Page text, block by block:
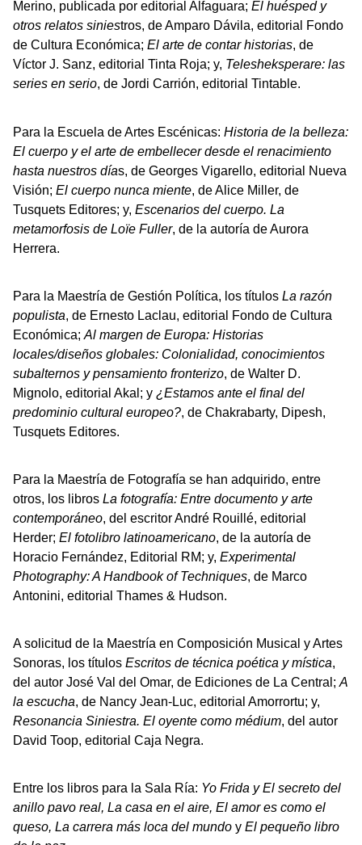
Merino, publicada por editorial Alfaguara; El huésped y
otros relatos siniestros, de Amparo Dávila, editorial Fondo
de Cultura Económica; El arte de contar historias, de
Víctor J. Sanz, editorial Tinta Roja; y, Telesheksperare: las
series en serio, de Jordi Carrión, editorial Tintable.
Para la Escuela de Artes Escénicas: Historia de la belleza:
El cuerpo y el arte de embellecer desde el renacimiento
hasta nuestros días, de Georges Vigarello, editorial Nueva
Visión; El cuerpo nunca miente, de Alice Miller, de
Tusquets Editores; y, Escenarios del cuerpo. La
metamorfosis de Loïe Fuller, de la autoría de Aurora
Herrera.
Para la Maestría de Gestión Política, los títulos La razón
populista, de Ernesto Laclau, editorial Fondo de Cultura
Económica; Al margen de Europa: Historias
locales/diseños globales: Colonialidad, conocimientos
subalternos y pensamiento fronterizo, de Walter D.
Mignolo, editorial Akal; y ¿Estamos ante el final del
predominio cultural europeo?, de Chakrabarty, Dipesh,
Tusquets Editores.
Para la Maestría de Fotografía se han adquirido, entre
otros, los libros La fotografía: Entre documento y arte
contemporáneo, del escritor André Rouillé, editorial
Herder; El fotolibro latinoamericano, de la autoría de
Horacio Fernández, Editorial RM; y, Experimental
Photography: A Handbook of Techniques, de Marco
Antonini, editorial Thames & Hudson.
A solicitud de la Maestría en Composición Musical y Artes
Sonoras, los títulos Escritos de técnica poética y mística,
del autor José Val del Omar, de Ediciones de La Central; A
la escucha, de Nancy Jean-Luc, editorial Amorrortu; y,
Resonancia Siniestra. El oyente como médium, del autor
David Toop, editorial Caja Negra.
Entre los libros para la Sala Ría: Yo Frida y El secreto del
anillo pavo real, La casa en el aire, El amor es como el
queso, La carrera más loca del mundo y El pequeño libro